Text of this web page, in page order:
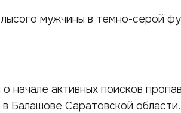
начале активных поисков
Балашове Саратовской